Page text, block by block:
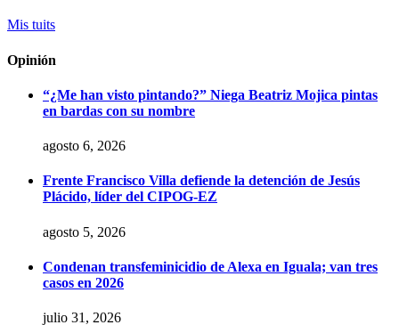
Mis tuits
Opinión
“¿Me han visto pintando?” Niega Beatriz Mojica pintas
en bardas con su nombre
agosto 6, 2026
Frente Francisco Villa defiende la detención de Jesús
Plácido, líder del CIPOG-EZ
agosto 5, 2026
Condenan transfeminicidio de Alexa en Iguala; van tres
casos en 2026
julio 31, 2026